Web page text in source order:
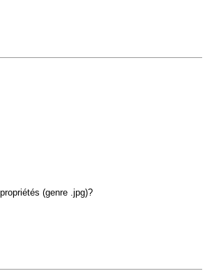
(genre .jpg)?